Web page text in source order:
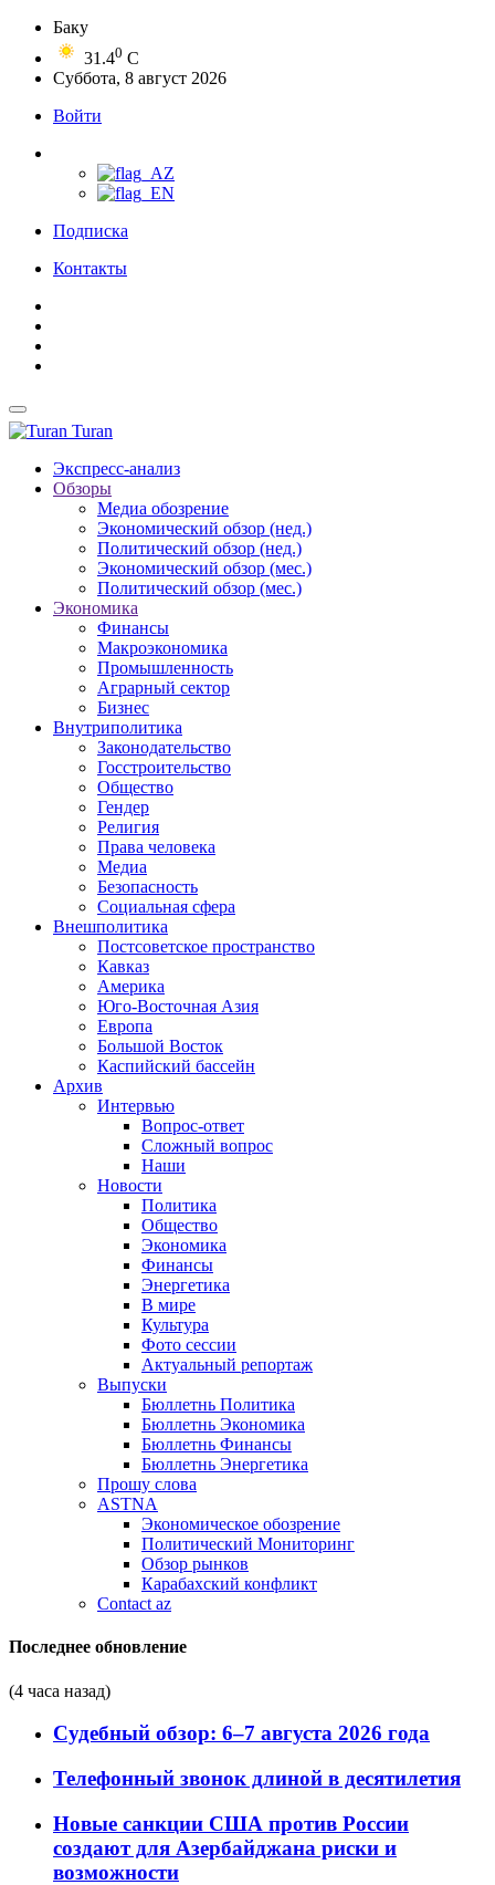
Баку
31.40 C
Суббота, 8 август 2026
Войти
Подписка
Контакты
Turan
Экспресс-анализ
Обзоры
Медиа обозрение
Экономический обзор (нед.)
Политический обзор (нед.)
Экономический обзор (мес.)
Политический обзор (мес.)
Экономика
Финансы
Макроэкономика
Промышленность
Аграрный сектор
Бизнес
Внутриполитика
Законодательство
Госстроительство
Общество
Гендер
Религия
Права человека
Медиа
Безопасность
Социальная сфера
Внешполитика
Постсоветское пространство
Кавказ
Америка
Юго-Восточная Азия
Европа
Большой Восток
Каспийский бассейн
Архив
Интервью
Вопрос-ответ
Сложный вопрос
Наши
Новости
Политика
Общество
Экономика
Финансы
Энергетика
В мире
Культура
Фото сессии
Актуальный репортаж
Выпуски
Бюллетнь Политика
Бюллетнь Экономика
Бюллетнь Финансы
Бюллетнь Энергетика
Прошу слова
ASTNA
Экономическое обозрение
Политический Мониторинг
Обзор рынков
Карабахский конфликт
Contact az
Последнее обновление
(4 часа назад)
Судебный обзор: 6–7 августа 2026 года
Телефонный звонок длиной в десятилетия
Новые санкции США против России
создают для Азербайджана риски и
возможности